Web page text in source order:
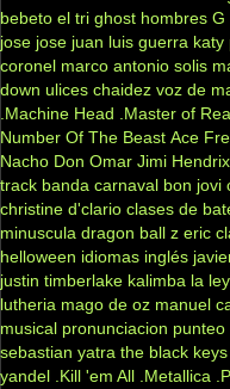
bebeto el tri ghost hombres G
jose jose juan luis guerra katy
coronel marco antonio solis
down ulices chaidez voz de
.Machine Head .Master of
Number Of The Beast Ace
Nacho Don Omar Jimi Hendrix
track banda carnaval bon jovi
christine d'clario clases de
minuscula dragon ball z eric
helloween idiomas inglés
justin timberlake kalimba la ley
lutheria mago de oz manuel
musical pronunciacion punteo
sebastian yatra the black keys
yandel .Kill 'em All .Metallica